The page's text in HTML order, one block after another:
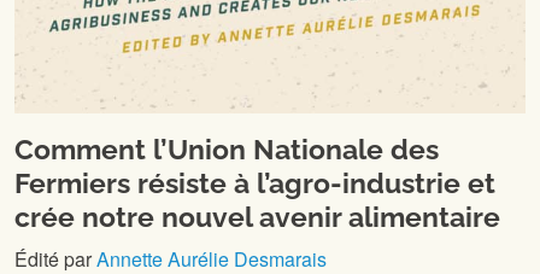
Comment l’Union Nationale des
Fermiers résiste à l’agro-industrie et
crée notre nouvel avenir alimentaire
Édité parAnnette Aurélie Desmarais